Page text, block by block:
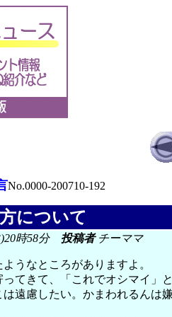
No.0000-200710-192
について
)20時58分 投稿者チーママ
うなところがありますよ。
てきて、「これでオシマイ」
遠慮したい。かまわれるんは